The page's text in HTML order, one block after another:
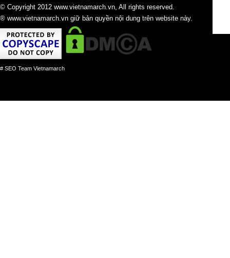
© Copyright 2012 www.vietnamarch.vn, All rights reserved.
® www.vietnamarch.vn giữ bản quyền nội dung trên website này.
# SEO Team Vietnamarch